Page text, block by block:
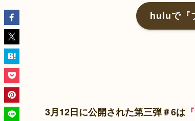
huluで『
3月12日に公開された第三弾＃6は